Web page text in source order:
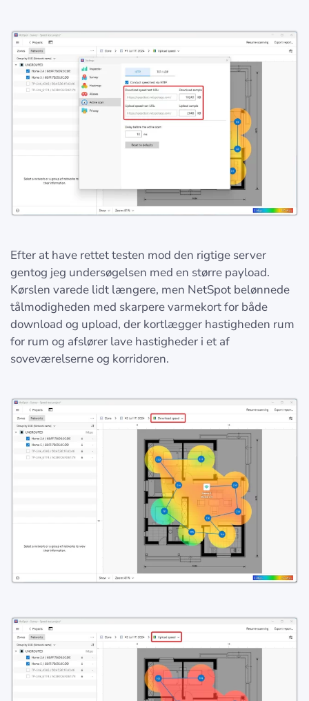
Efter at have rettet testen mod den rigtige server
gentog jeg undersøgelsen med en større payload.
Kørslen varede lidt længere, men NetSpot belønnede
tålmodigheden med skarpere varmekort for både
download og upload, der kortlægger hastigheden rum
for rum og afslører lave hastigheder i et af
soveværelserne og korridoren.